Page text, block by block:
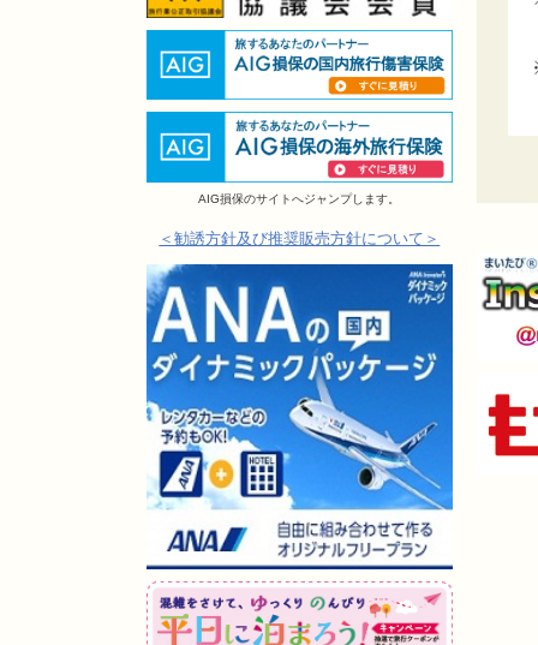
AIG損保のサイトへジャンプします。
＜勧誘方針及び推奨販売方針について＞